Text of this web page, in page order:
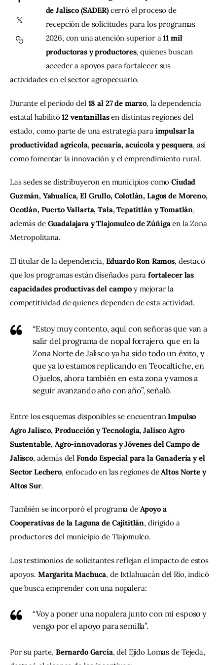
Contacto
de Jalisco (SADER) cerró el proceso de
recepción de solicitudes para los programas
2026, con una atención superior a 11 mil
productoras y productores, quienes buscan
acceder a apoyos para fortalecer sus
actividades en el sector agropecuario.
Durante el periodo del 18 al 27 de marzo, la dependencia
estatal habilitó 12 ventanillas en distintas regiones del
estado, como parte de una estrategia para impulsar la
productividad agrícola, pecuaria, acuícola y pesquera, así
como fomentar la innovación y el emprendimiento rural.
Las sedes se distribuyeron en municipios como Ciudad
Guzmán, Yahualica, El Grullo, Colotlán, Lagos de Moreno,
Ocotlán, Puerto Vallarta, Tala, Tepatitlán y Tomatlán,
además de Guadalajara y Tlajomulco de Zúñiga en la Zona
Metropolitana.
El titular de la dependencia, Eduardo Ron Ramos, destacó
que los programas están diseñados para fortalecer las
capacidades productivas del campo y mejorar la
competitividad de quienes dependen de esta actividad.
“Estoy muy contento, aquí con señoras que van a
salir del programa de nopal forrajero, que en la
Zona Norte de Jalisco ya ha sido todo un éxito, y
que ya lo estamos replicando en Teocaltiche, en
Ojuelos, ahora también en esta zona y vamos a
seguir avanzando año con año”, señaló.
Entre los esquemas disponibles se encuentran Impulso
Agro Jalisco, Producción y Tecnología, Jalisco Agro
Sustentable, Agro-innovadoras y Jóvenes del Campo de
Jalisco, además del Fondo Especial para la Ganadería y el
Sector Lechero, enfocado en las regiones de Altos Norte y
Altos Sur.
También se incorporó el programa de Apoyo a
Cooperativas de la Laguna de Cajititlán, dirigido a
productores del municipio de Tlajomulco.
Los testimonios de solicitantes reflejan el impacto de estos
apoyos. Margarita Machuca, de Ixtlahuacán del Río, indicó
que busca emprender con una nopalera:
“Voy a poner una nopalera junto con mi esposo y
vengo por el apoyo para semilla”.
Por su parte, Bernardo García, del Ejido Lomas de Tejeda,